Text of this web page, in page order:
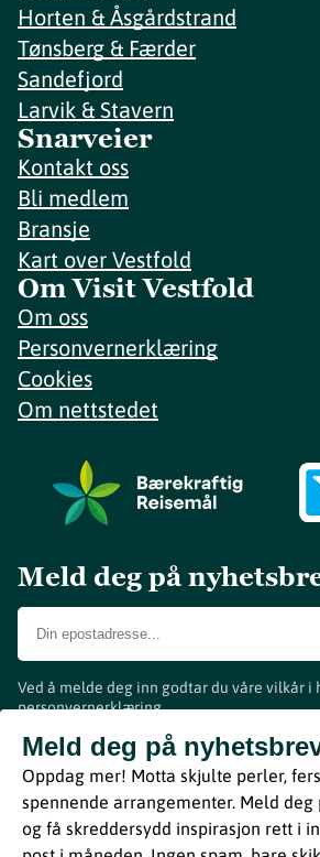
Horten & Åsgårdstrand
Tønsberg & Færder
Sandefjord
Larvik & Stavern
Snarveier
Kontakt oss
Bli medlem
Bransje
Kart over Vestfold
Om Visit Vestfold
Om oss
Personvernerklæring
Cookies
Om nettstedet
Meld deg på
Ved å melde deg inn godtar du våre vilkår i
personvernerklæring.
Meld deg på
Oppdag mer! Motta skjulte perler,
spennende arrangementer. Meld deg
og få skreddersydd inspirasjon rett i
www.visitvestfold.com
Turistinformasjon
Vestfold Fylkeskommune
ByBreakfast